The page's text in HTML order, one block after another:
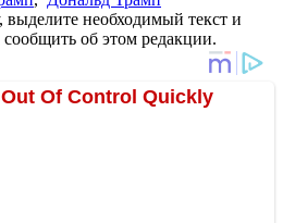
необходимый текст и
об этом редакции.